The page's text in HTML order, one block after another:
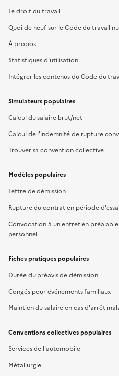
Le droit du travail
Quoi de neuf sur le Code du travail
À propos
Statistiques d'utilisation
Intégrer les contenus du Code du
Simulateurs populaires
Calcul du salaire brut/net
Calcul de l'indemnité de rupture
Trouver sa convention collective
Modèles populaires
Lettre de démission
Rupture du contrat en période
Convocation à un entretien
personnel
Fiches pratiques populaires
Durée du préavis de démission
Congés pour événements familiaux
Maintien du salaire en cas d'arrêt
Conventions collectives populaires
Services de l'automobile
Métallurgie